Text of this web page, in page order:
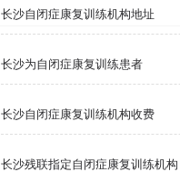
长沙自闭症康复训练机构地址
长沙为自闭症康复训练患者
长沙自闭症康复训练机构收费
长沙残联指定自闭症康复训练机构